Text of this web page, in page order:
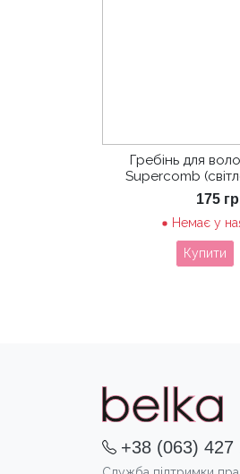
Гребінь для
Supercomb
175
Немає у
Купити
+38 (063) 427